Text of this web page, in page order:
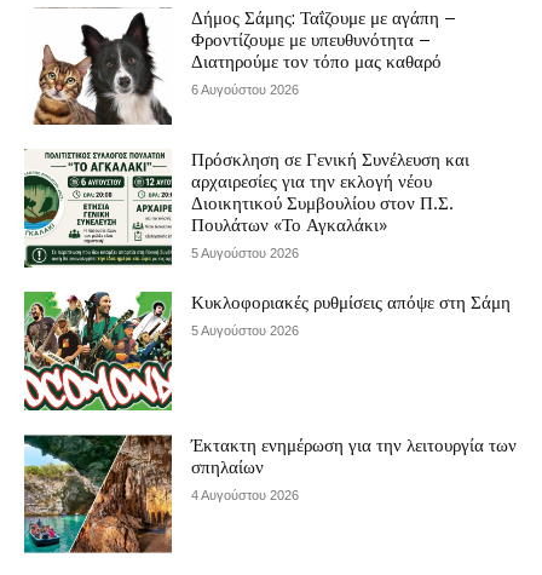
Δήμος Σάμης: Ταΐζουμε με αγάπη –
Φροντίζουμε με υπευθυνότητα –
Διατηρούμε τον τόπο μας καθαρό
6 Αυγούστου 2026
Πρόσκληση σε Γενική Συνέλευση και
αρχαιρεσίες για την εκλογή νέου
Διοικητικού Συμβουλίου στον Π.Σ.
Πουλάτων «Το Αγκαλάκι»
5 Αυγούστου 2026
Κυκλοφοριακές ρυθμίσεις απόψε στη Σάμη
5 Αυγούστου 2026
Έκτακτη ενημέρωση για την λειτουργία των
σπηλαίων
4 Αυγούστου 2026